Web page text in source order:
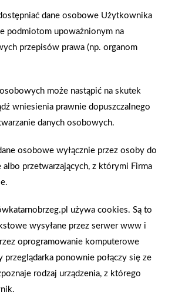
niepalność, klasę grubości, ściskanie,
czy dźwiękochłonność.
Cellfast
na warsztat weźmiemy akcesoria
Sprawdzimy czy do montażu palisady
fachowca, czy Adrian wreszcie
dane osobowe Użytkownika
podmiotom upoważnionym na
przepisów prawa (np. organom
może nastąpić na skutek
wniesienia prawnie dopuszczalnego
danych osobowych.
osobowe wyłącznie przez osoby do
przetwarzających, z którymi Firma
używa cookies. Są to
wysyłane przez serwer www i
oprogramowanie komputerowe
przeglądarka ponownie połączy się ze
rodzaj urządzenia, z którego